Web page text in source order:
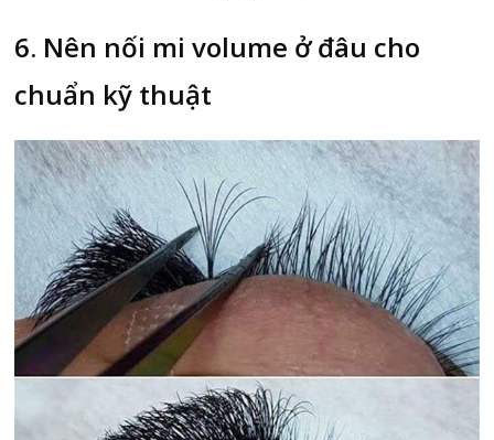
6. Nên nối mi volume ở đâu cho
chuẩn kỹ thuật